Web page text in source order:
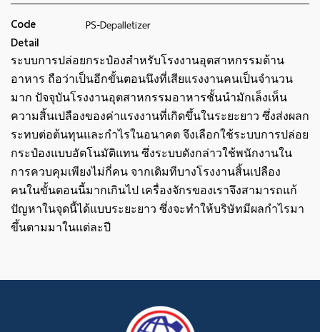
Code
PS-Depalletizer
Detail
ระบบการปล่อยกระป๋องสำหรับโรงงานอุตสาหกรรมด้าน
อาหาร ถือว่าเป็นอีกขั้นตอนนึงที่เสียแรงงานคนเป็นจำนวน
มาก ปัจจุบันโรงงานอุตสาหกรรมอาหารชั้นนำมักเล็งเห็น
ความสิ้นเปลืองของค่าแรงงานที่เกิดขึ้นในระยะยาว ซึ่งส่งผลก
ระทบต่อต้นทุนและกำไรในอนาคต จึงเลือกใช้ระบบการปล่อย
กระป๋องแบบอัตโนมัติแทน ซึ่งระบบดังกล่าวใช้พนักงานใน
การควบคุมเพียงไม่กี่คน จากเดิมทีบางโรงงานสิ้นเปลือง
คนในขั้นตอนนี้มากเกินไป เครื่องจักรของเราจึงสามารถแก้
ปัญหาในจุดนี้ได้แบบระยะยาว ซึ่งจะทำให้บริษัทมีผลกำไรมา
ขึ้นตามมาในแต่ละปี